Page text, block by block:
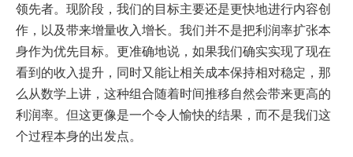
领先者。现阶段，我们的目标主要还是更快地进行内容创
作，以及带来增量收入增长。我们并不是把利润率扩张本
身作为优先目标。更准确地说，如果我们确实实现了现在
看到的收入提升，同时又能让相关成本保持相对稳定，那
么从数学上讲，这种组合随着时间推移自然会带来更高的
利润率。但这更像是一个令人愉快的结果，而不是我们这
个过程本身的出发点。